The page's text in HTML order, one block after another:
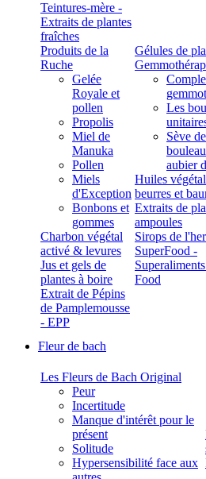
Teintures-mère -
Extraits de plantes
fraîches
Produits de la
Ruche
Gelée
Royale et
pollen
Propolis
Miel de
Manuka
Pollen
Miels
d'Exception
Bonbons et
gommes
Charbon végétal
activé & levures
Jus et gels de
plantes à boire
Extrait de Pépins
de Pamplemousse
- EPP
Gélules de
Les
Sève de
aubier
Huiles
beurres et
Extraits de
ampoules
Sirops de
SuperFood -
Food
Fleur de bach
Les Fleurs de Bach Original
Peur
Incertitude
Manque d'intérêt pour le
présent
Solitude
Hypersensibilité face aux